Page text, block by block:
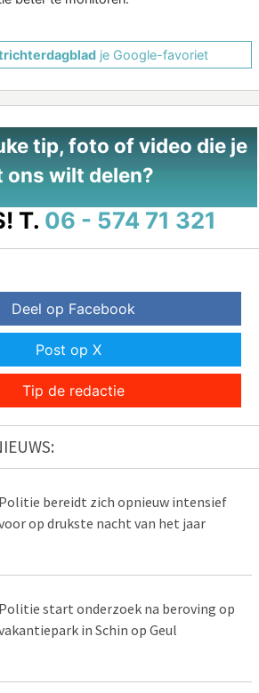
je Google-favoriet
tip, foto of video die je
ons wilt delen?
T. 06 - 574 71 321
Deel op Facebook
Post op X
Tip de redactie
Politie bereidt zich opnieuw intensief
op drukste nacht van het jaar
Politie start onderzoek na beroving op
in Schin op Geul